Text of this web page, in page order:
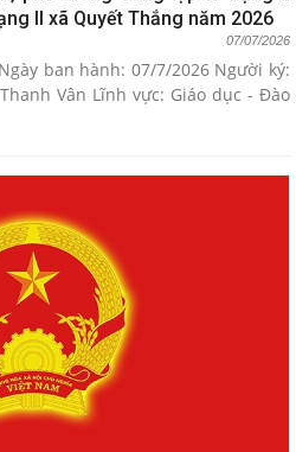
II xã Quyết Thắng năm 2026
07/07/2026
ban hành: 07/7/2026 Người ký:
Vân Lĩnh vực: Giáo dục - Đào